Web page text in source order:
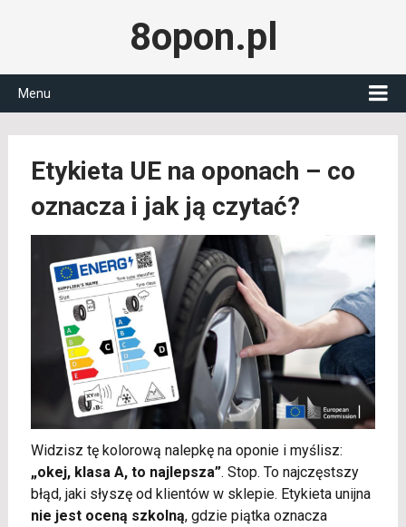
8opon.pl
Menu
Etykieta UE na oponach – co
oznacza i jak ją czytać?
Widzisz tę kolorową nalepkę na oponie i myślisz:
„okej, klasa A, to najlepsza”. Stop. To najczęstszy
błąd, jaki słyszę od klientów w sklepie. Etykieta unijna
nie jest oceną szkolną, gdzie piątka oznacza